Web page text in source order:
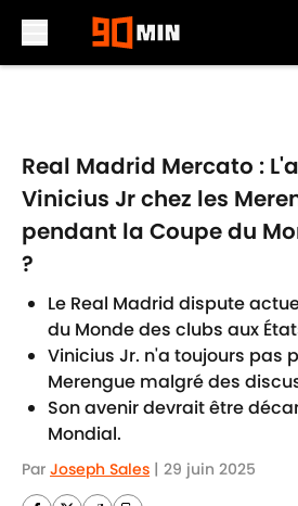
Real Madrid Mercato :
Vinicius Jr chez les
pendant la Coupe du
?
Le Real Madrid dispute
du Monde des clubs aux
Vinicius Jr. n'a toujours pas
Merengue malgré des
Son avenir devrait être
Mondial.
Par Joseph Sales | 29 juin 2025